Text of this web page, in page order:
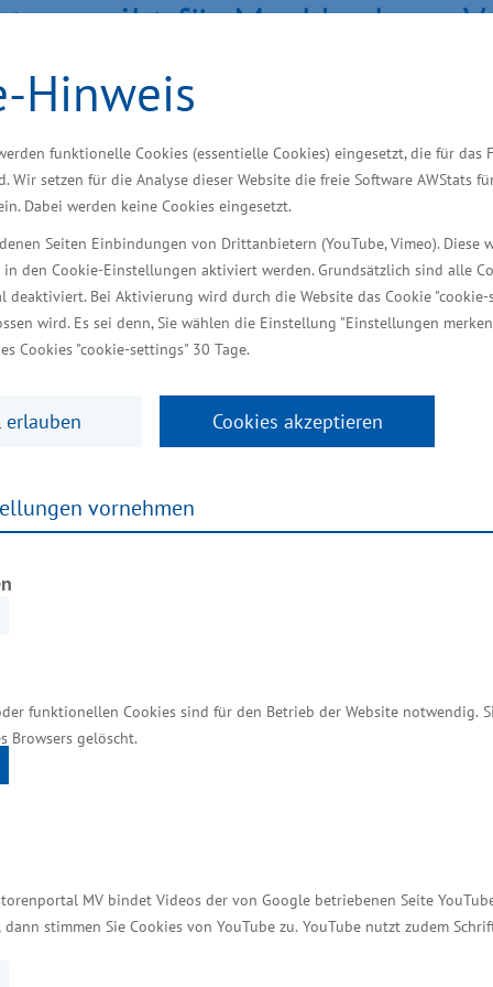
Hinweis
funktionelle Cookies (essentielle Cookies) eingesetzt, die für das
Wir setzen für die Analyse dieser Website die freie Software AWStats
Dabei werden keine Cookies eingesetzt.
Seiten Einbindungen von Drittanbietern (YouTube, Vimeo). Diese
in den Cookie-Einstellungen aktiviert werden. Grundsätzlich sind alle
Bei Aktivierung wird durch die Website das Cookie "cookie-
wird. Es sei denn, Sie wählen die Einstellung "Einstellungen
Cookies "cookie-settings" 30 Tage.
erlauben Cookies akzeptieren
vornehmen
funktionellen Cookies sind für den Betrieb der Website notwendig.
Browsers gelöscht.
MV bindet Videos der von Google betriebenen Seite
dann stimmen Sie Cookies von YouTube zu. YouTube nutzt zudem
gibt für Mecklenburg-
wichtige
der Produktionstechnik IGP in Rostock plant
Aufgabenstellungen
und Produktentwicklung
„Die Fraunhofer-Einrichtung
Schnittstelle zwischen Wirtschaft und
Verfahren marktreif entwickelt. Jetzt soll die
notwendig“, sagte der Minister für
geplant
und technische Mitarbeiter im
in einem Büro- und Laborgebäude mit rund
untergebracht. Jetzt ist der Neubau eines Büro-
ist, auf einem benachbarten Grundstück die
errichten. Dort sollen vor allem die Fertigung
Anlagen, unter realistischen
bietet ausgezeichnete Entwicklungschancen für
mit und für die Wirtschaft geforscht, entwickelt
in Rostock langfristig über 100 Mitarbeiter